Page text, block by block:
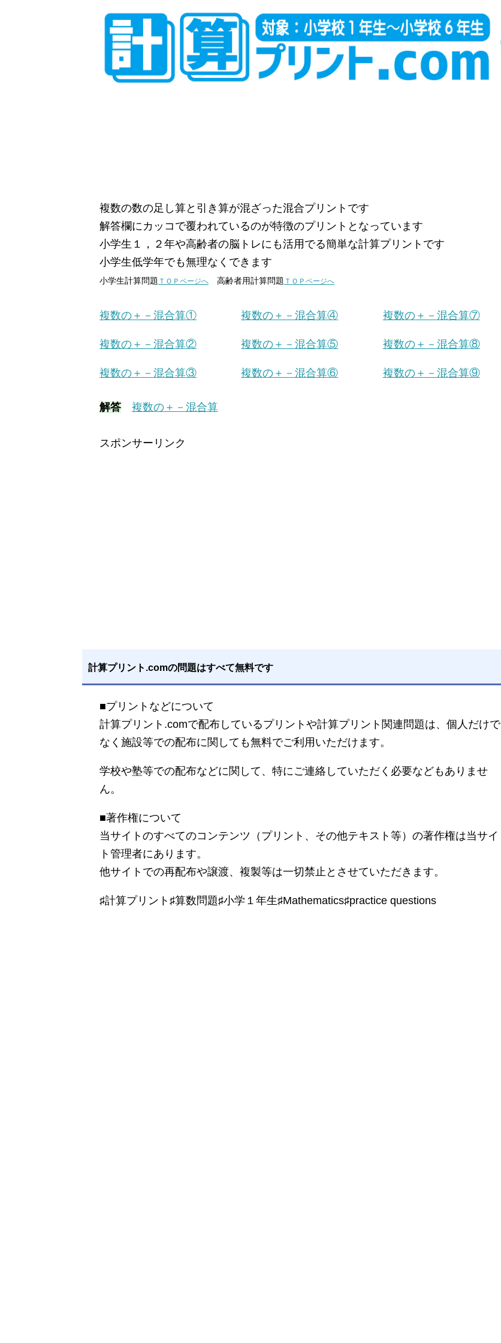
複数の数の足し算と引き算が混ざった混合プリントです
解答欄にカッコで覆われているのが特徴のプリントとなっています
小学生１，２年や高齢者の脳トレにも活用でる簡単な計算プリントです
小学生低学年でも無理なくできます
小学生計算問題 ＴＯＰページへ 高齢者用計算問題 ＴＯＰページへ
複数の＋－混合算①
複数の＋－混合算②
複数の＋－混合算③
複数の＋－混合算④
複数の＋－混合算⑤
複数の＋－混合算⑥
複数の＋－混合算⑦
複数の＋－混合算⑧
複数の＋－混合算⑨
解答 複数の＋－混合算
スポンサーリンク
計算プリント.comの問題はすべて無料です
■プリントなどについて
計算プリント.comで配布しているプリントや計算プリント関連問題は、個人だけで
なく施設等での配布に関しても無料でご利用いただけます。
学校や塾等での配布などに関して、特にご連絡していただく必要などもありませ
ん。
■著作権について
当サイトのすべてのコンテンツ（プリント、その他テキスト等）の著作権は当サイ
ト管理者にあります。
他サイトでの再配布や譲渡、複製等は一切禁止とさせていただきます。
♯計算プリント♯算数問題♯小学１年生♯Mathematics♯practice questions